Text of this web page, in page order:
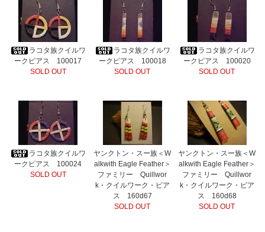
ラコタ族クイルワ
ークピアス 100017
SOLD OUT
ラコタ族クイルワ
ークピアス 100018
SOLD OUT
ラコタ族クイルワ
ークピアス 100020
SOLD OUT
ラコタ族クイルワ
ークピアス 100024
SOLD OUT
ヤンクトン・スー族＜W
alkwith Eagle Feather＞
ファミリー Quillwor
k・クイルワーク・ピア
ス 160d67
SOLD OUT
ヤンクトン・スー族＜W
alkwith Eagle Feather＞
ファミリー Quillwor
k・クイルワーク・ピア
ス 160d68
SOLD OUT